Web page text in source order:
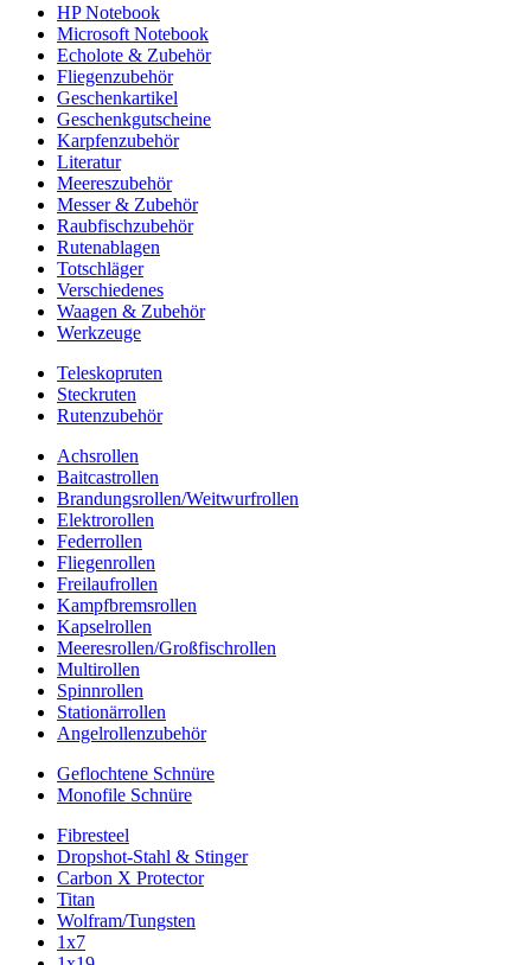
HP Notebook
Microsoft Notebook
Echolote & Zubehör
Fliegenzubehör
Geschenkartikel
Geschenkgutscheine
Karpfenzubehör
Literatur
Meereszubehör
Messer & Zubehör
Raubfischzubehör
Rutenablagen
Totschläger
Verschiedenes
Waagen & Zubehör
Werkzeuge
Teleskopruten
Steckruten
Rutenzubehör
Achsrollen
Baitcastrollen
Brandungsrollen/Weitwurfrollen
Elektrorollen
Federrollen
Fliegenrollen
Freilaufrollen
Kampfbremsrollen
Kapselrollen
Meeresrollen/Großfischrollen
Multirollen
Spinnrollen
Stationärrollen
Angelrollenzubehör
Geflochtene Schnüre
Monofile Schnüre
Fibresteel
Dropshot-Stahl & Stinger
Carbon X Protector
Titan
Wolfram/Tungsten
1x7